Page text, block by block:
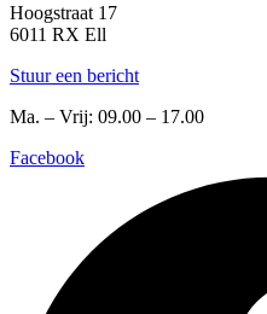
Hoogstraat 17
6011 RX Ell
Stuur een bericht
Ma. – Vrij: 09.00 – 17.00
Facebook